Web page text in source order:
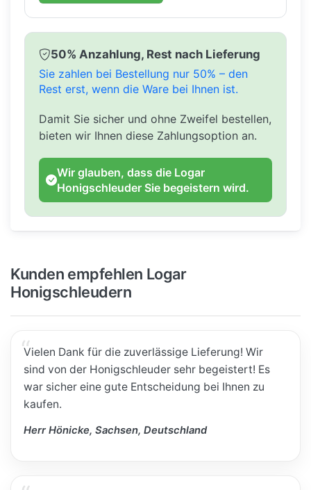
50% Anzahlung, Rest nach Lieferung
Sie zahlen bei Bestellung nur 50% – den
Rest erst, wenn die Ware bei Ihnen ist.
Damit Sie sicher und ohne Zweifel bestellen,
bieten wir Ihnen diese Zahlungsoption an.
Wir glauben, dass die Logar
Honigschleuder Sie begeistern wird.
Kunden empfehlen Logar
Honigschleudern
Vielen Dank für die zuverlässige Lieferung! Wir
sind von der Honigschleuder sehr begeistert! Es
war sicher eine gute Entscheidung bei Ihnen zu
kaufen.
Herr Hönicke, Sachsen, Deutschland